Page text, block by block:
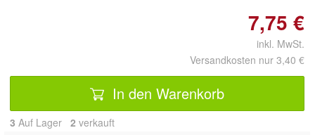
7,75 €
inkl. MwSt.
Versandkosten nur 3,40 €
In den Warenkorb
3 Auf Lager 2 verkauft